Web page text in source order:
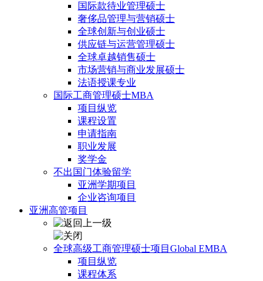
国际款待业管理硕士
奢侈品管理与营销硕士
全球创新与创业硕士
供应链与运营管理硕士
全球卓越销售硕士
市场营销与商业发展硕士
法语授课专业
国际工商管理硕士MBA
项目纵览
课程设置
申请指南
职业发展
奖学金
不出国门体验留学
亚洲学期项目
企业咨询项目
亚洲高管项目
全球高级工商管理硕士项目Global EMBA
项目纵览
课程体系